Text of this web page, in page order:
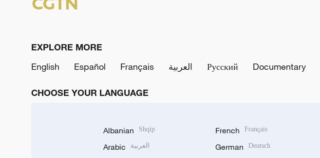
EXPLORE MORE
English
Español Français العربية Русский Documentary
CHOOSE YOUR LANGUAGE
Albanian Shqip
Arabic العربية
French Français
German Deutsch